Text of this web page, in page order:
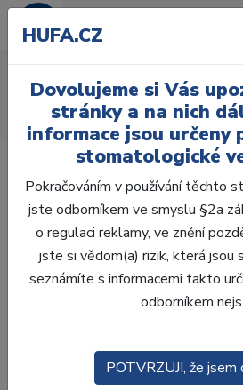
Úvod Zuby
AcryRock
AcryRock 1x28 S37-I37-D42,
HUFA.CZ
Dovolujeme si Vás
stránky a na nich
informace jsou určeny
stomatologické
Pokračováním v používání těchto
jste odborníkem ve smyslu §2a
o regulaci reklamy, ve znění
jste si vědom(a) rizik, která jsou
seznámíte s informacemi takto
odborníkem
POTVRZUJI, že jsem